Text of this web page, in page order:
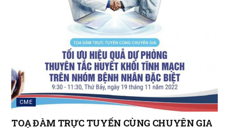
CME
TOẠ ĐÀM TRỰC TUYẾN CÙNG CHUYÊN GIA